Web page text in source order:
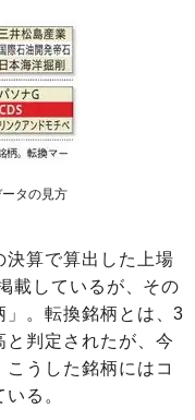
タの見方
算で算出した上場
載しているが、その
。転換銘柄とは、3
と判定されたが、今
うした銘柄にはコ
る。